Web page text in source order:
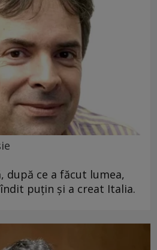
după ce a făcut lumea,
puțin și a creat Italia.